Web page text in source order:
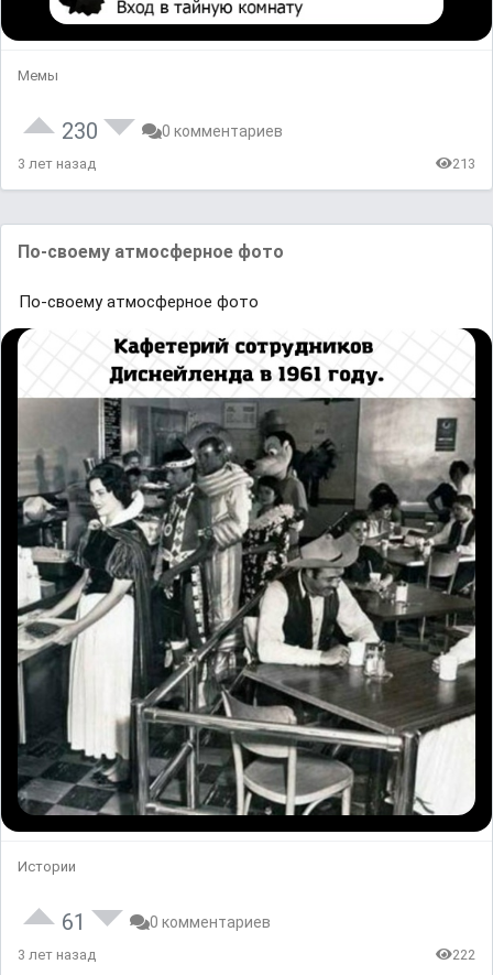
Мемы
230 0 комментариев
3 лет назад 213
По-своему атмосферное фото
По-своему атмосферное фото
Истории
61 0 комментариев
3 лет назад 222